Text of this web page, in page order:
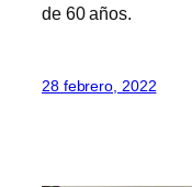
de 60 años.
28 febrero, 2022